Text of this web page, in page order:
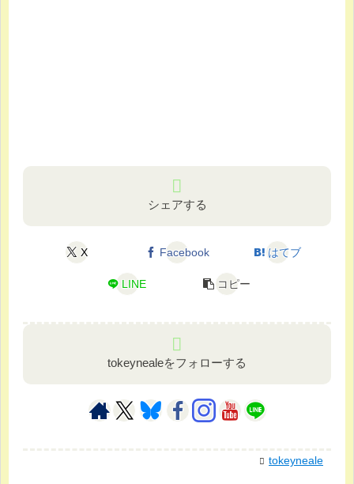
シェアする
X Facebook はてブ
LINE コピー
tokeynealeをフォローする
tokeyneale